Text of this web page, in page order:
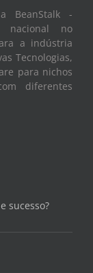
BeanStalk -
nacional no
a indústria
Tecnologias,
para nichos
diferentes
sucesso?